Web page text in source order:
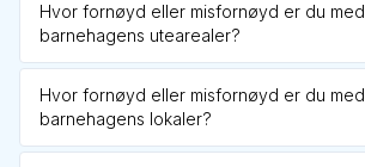
Hvor fornøyd eller misfornøyd er du med
barnehagens utearealer?
Hvor fornøyd eller misfornøyd er du med
barnehagens lokaler?